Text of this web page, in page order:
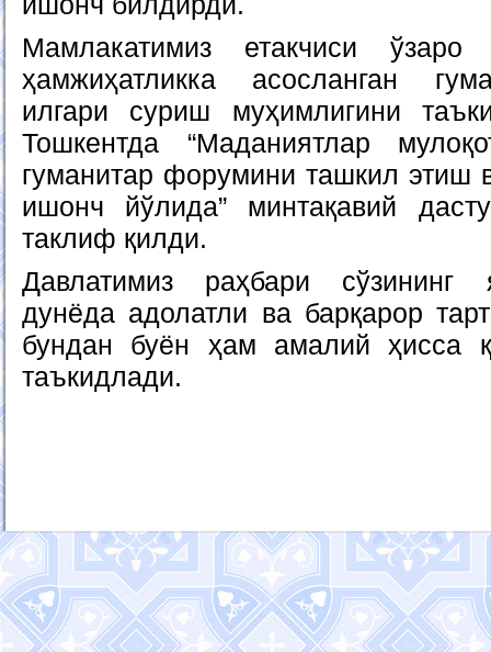
Мамлакатимиз етакчиси
ҳамжиҳатликка асосланган
илгари суриш муҳимлигини
Тошкентда “Маданиятлар
гуманитар форумини ташкил этиш
ишонч йўлида” минтақавий
таклиф қилди.
Давлатимиз раҳбари сўзининг
дунёда адолатли ва барқарор
бундан буён ҳам амалий ҳисса
таъкидлади.